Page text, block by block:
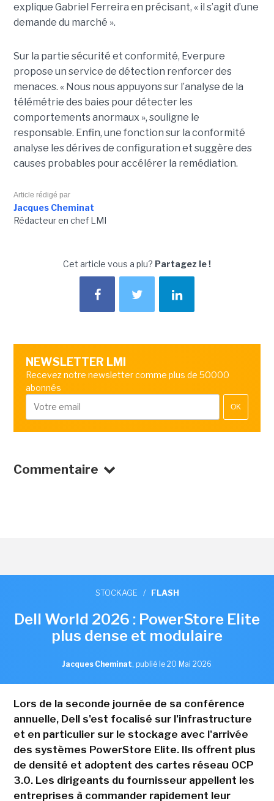
explique Gabriel Ferreira en précisant, « il s’agit d’une
demande du marché ».
Sur la partie sécurité et conformité, Everpure
propose un service de détection renforcer des
menaces. « Nous nous appuyons sur l’analyse de la
télémétrie des baies pour détecter les
comportements anormaux », souligne le
responsable. Enfin, une fonction sur la conformité
analyse les dérives de configuration et suggère des
causes probables pour accélérer la remédiation.
Article rédigé par
Jacques Cheminat
Rédacteur en chef LMI
Cet article vous a plu? Partagez le !
NEWSLETTER LMI
Recevez notre newsletter comme plus de 50000
abonnés
OK
Commentaire
STOCKAGE / FLASH
Dell World 2026 : PowerStore Elite
plus dense et modulaire
Jacques Cheminat, publié le 20 Mai 2026
Lors de la seconde journée de sa conférence
annuelle, Dell s'est focalisé sur l'infrastructure
et en particulier sur le stockage avec l'arrivée
des systèmes PowerStore Elite. Ils offrent plus
de densité et adoptent des cartes réseau OCP
3.0. Les dirigeants du fournisseur appellent les
entreprises à commander rapidement leur